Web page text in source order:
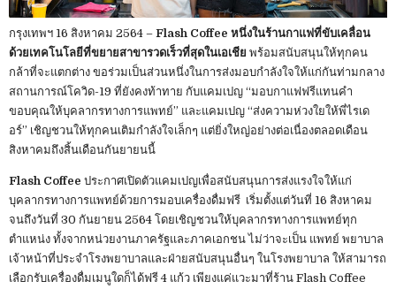
กรุงเทพฯ 16 สิงหาคม 2564 – Flash Coffee หนึ่งในร้านกาแฟที่ขับเคลื่อน
ด้วยเทคโนโลยีที่ขยายสาขารวดเร็วที่สุดในเอเชีย พร้อมสนับสนุนให้ทุกคน
กล้าที่จะแตกต่าง ขอร่วมเป็นส่วนหนึ่งในการส่งมอบกำลังใจให้แก่กันท่ามกลาง
สถานการณ์โควิด-19 ที่ยังคงท้าทาย กับแคมเปญ “มอบกาแฟฟรีแทนคำ
ขอบคุณให้บุคลากรทางการแพทย์” และแคมเปญ “ส่งความห่วงใยให้พี่ไรเด
อร์” เชิญชวนให้ทุกคนเติมกำลังใจเล็กๆ แต่ยิ่งใหญ่อย่างต่อเนื่องตลอดเดือน
สิงหาคมถึงสิ้นเดือนกันยายนนี้
Flash Coffee ประกาศเปิดตัวแคมเปญเพื่อสนับสนุนการส่งแรงใจให้แก่
บุคลากรทางการแพทย์ด้วยการมอบเครื่องดื่มฟรี เริ่มตั้งแต่วันที่ 16 สิงหาคม
จนถึงวันที่ 30 กันยายน 2564 โดยเชิญชวนให้บุคลากรทางการแพทย์ทุก
ตำแหน่ง ทั้งจากหน่วยงานภาครัฐและภาคเอกชน ไม่ว่าจะเป็น แพทย์ พยาบาล
เจ้าหน้าที่ประจำโรงพยาบาลและฝ่ายสนับสนุนอื่นๆ ในโรงพยาบาล ให้สามารถ
เลือกรับเครื่องดื่มเมนูใดก็ได้ฟรี 4 แก้ว เพียงแค่แวะมาที่ร้าน Flash Coffee